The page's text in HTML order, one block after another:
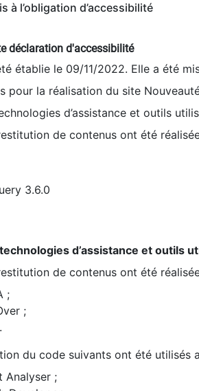
à l’obligation d’accessibilité
déclaration d'accessibilité
établie le 09/11/2022. Elle a été
pour la réalisation du site
d’assistance et outils
de contenus ont été
3.6.0
d’assistance et outils
de contenus ont été
;
;
du code suivants ont été utilisés
Analyser ;